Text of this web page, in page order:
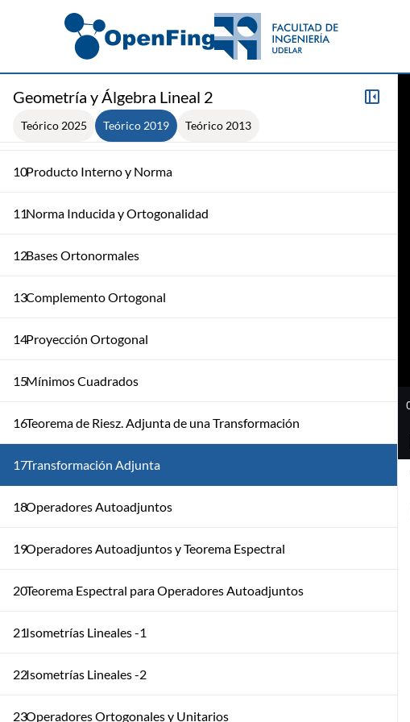
Geometría y Álgebra Lineal 2
Teórico 2025 Teórico 2019 Teórico 2013
Teorema de Gershgorin
Forma Canónica de Jordan
Teorema de Jordan
10Producto Interno y Norma
11Norma Inducida y Ortogonalidad
12Bases Ortonormales
13Complemento Ortogonal
14Proyección Ortogonal
15Mínimos Cuadrados
16Teorema de Riesz. Adjunta de una Transformación
17Transformación Adjunta
18Operadores Autoadjuntos
19Operadores Autoadjuntos y Teorema Espectral
20Teorema Espectral para Operadores Autoadjuntos
21Isometrías Lineales -1
22Isometrías Lineales -2
23Operadores Ortogonales y Unitarios